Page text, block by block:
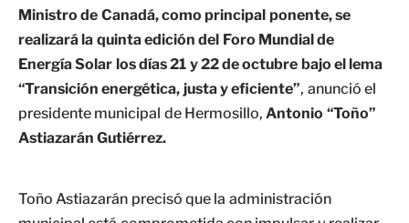
Ministro de Canadá, como principal ponente, se
realizará la quinta edición del Foro Mundial de
Energía Solar los días 21 y 22 de octubre bajo el lema
“Transición energética, justa y eficiente”, anunció el
presidente municipal de Hermosillo,Antonio “Toño”
Astiazarán Gutiérrez.
Toño Astiazarán precisó que la administración